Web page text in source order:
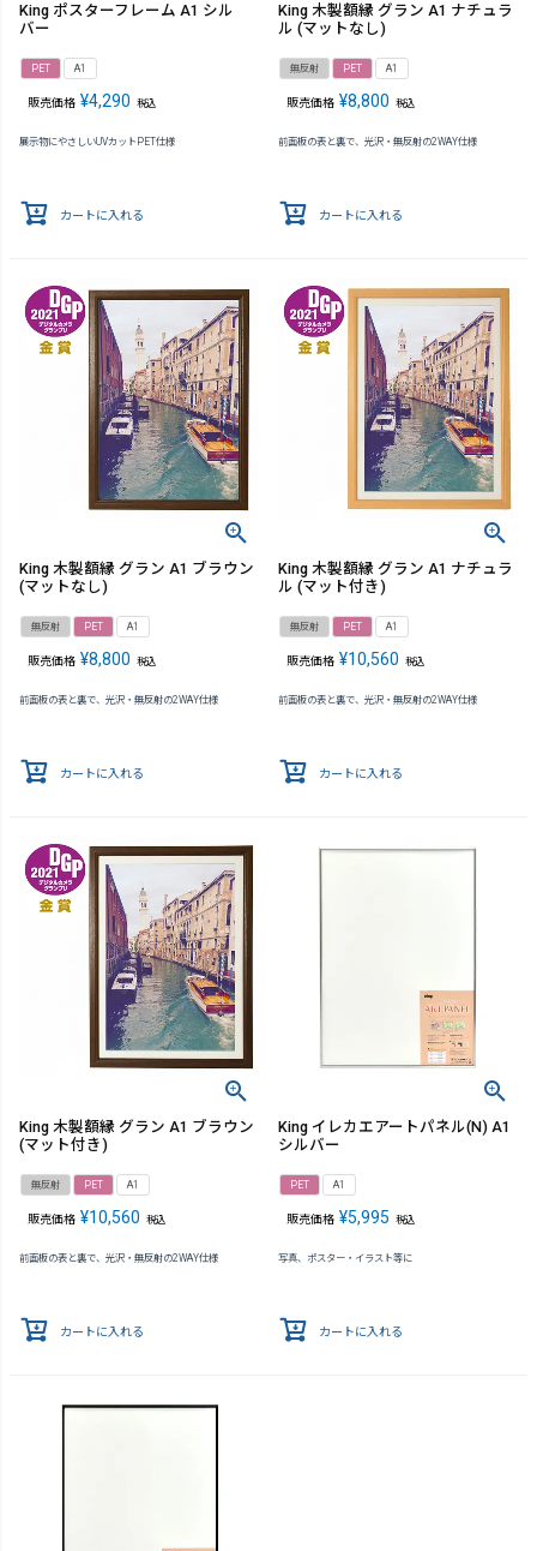
King ポスターフレーム A1 シル
バー
PET A1
販売価格 ¥4,290 税込
展示物にやさしいUVカットPET仕様
カートに入れる
King 木製額縁 グラン A1 ナチュラ
ル (マットなし)
無反射 PET A1
販売価格 ¥8,800 税込
前面板の表と裏で、光沢・無反射の2WAY仕様
カートに入れる
King 木製額縁 グラン A1 ブラウン
(マットなし)
無反射 PET A1
販売価格 ¥8,800 税込
前面板の表と裏で、光沢・無反射の2WAY仕様
カートに入れる
King 木製額縁 グラン A1 ナチュラ
ル (マット付き)
無反射 PET A1
販売価格 ¥10,560 税込
前面板の表と裏で、光沢・無反射の2WAY仕様
カートに入れる
King 木製額縁 グラン A1 ブラウン
(マット付き)
無反射 PET A1
販売価格 ¥10,560 税込
前面板の表と裏で、光沢・無反射の2WAY仕様
カートに入れる
King イレカエアートパネル(N) A1
シルバー
PET A1
販売価格 ¥5,995 税込
写真、ポスター・イラスト等に
カートに入れる